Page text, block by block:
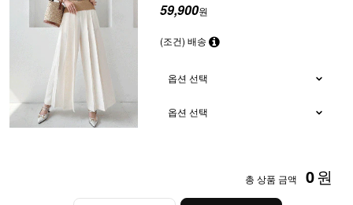
59,900원
(조건) 배송
총 상품 금액 0원